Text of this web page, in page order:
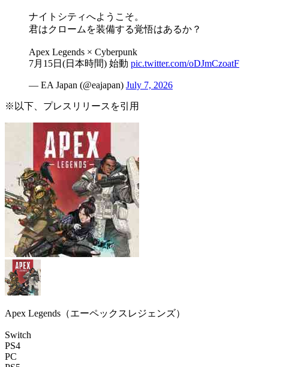
ナイトシティへようこそ。
君はクロームを装備する覚悟はあるか？
Apex Legends × Cyberpunk
7月15日(日本時間) 始動 pic.twitter.com/oDJmCzoatF
— EA Japan (@eajapan) July 7, 2026
※以下、プレスリリースを引用
Apex Legends（エーペックスレジェンズ）
Switch
PS4
PC